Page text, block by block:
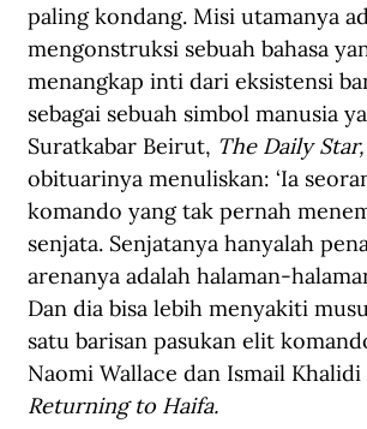
paling kondang. Misi utamanya
mengonstruksi sebuah bahasa
menangkap inti dari eksistensi
sebagai sebuah simbol manusia
Suratkabar Beirut, The Daily Star,
obituarinya menuliskan: ‘Ia
komando yang tak pernah
senjata. Senjatanya hanyalah
arenanya adalah halaman-
Dan dia bisa lebih menyakiti
satu barisan pasukan elit
Naomi Wallace dan Ismail Khalidi
Returning to Haifa.